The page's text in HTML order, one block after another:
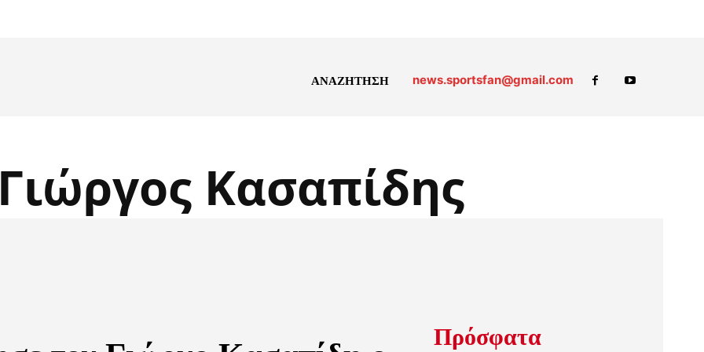
ΑΝΑΖΗΤΗΣΗ news.sportsfan@gmail.com
Κασαπίδης
Πρόσφατα